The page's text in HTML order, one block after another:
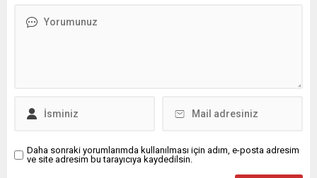
Arıkan’ın talimatıyla il
Daha sonraki yorumlarımda kullanılması için adım, e-posta adresim
ve site adresim bu tarayıcıya kaydedilsin.